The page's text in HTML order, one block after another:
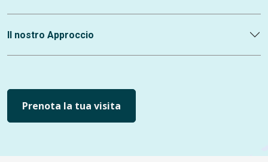
Il nostro Approccio
Prenota la tua visita